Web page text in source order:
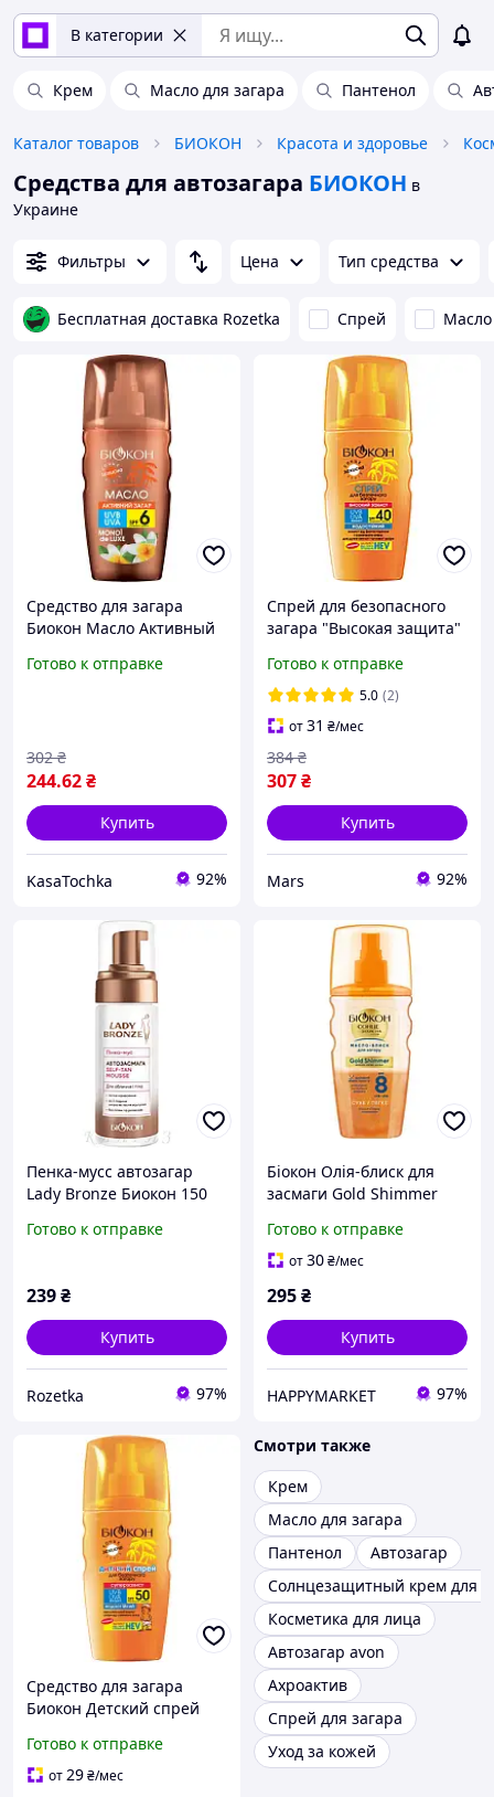
В категории
Крем Масло для загара Пантенол
Каталог товаров БИОКОН Красота и здоровье
Средства для автозагара БИОКОН в
Украине
Фильтры Цена Тип средства
Бесплатная доставка Rozetka Спрей Масло
Средство для загара
Биокон Масло Активный
6 160 мл magic
Готово к отправке
244.62₴
302 ₴
Купить
KasaTochka 92%
Спрей для безопасного
загара "Высокая защита"
160 мл
Готово к отправке
5.0 (2)
от31 ₴/мес
307₴
384 ₴
Купить
Mars 92%
Пенка-мусс автозагар
Lady Bronze Биокон 150
Готово к отправке
239₴
Купить
Rozetka 97%
Біокон Олія-блиск для
засмаги Gold Shimmer
Готово к отправке
от30₴/мес
295₴
Купить
HAPPYMARKET 97%
Средство для загара
Биокон Детский спрей
Суперзащита SPF-50 160
мл для младенцев и дет
Готово к отправке
от29₴/мес
Смотри также
Крем
Масло для загара
Пантенол
Автозагар
Солнцезащитный крем для
Косметика для лица
Автозагар avon
Ахроактив
Спрей для загара
Уход за кожей